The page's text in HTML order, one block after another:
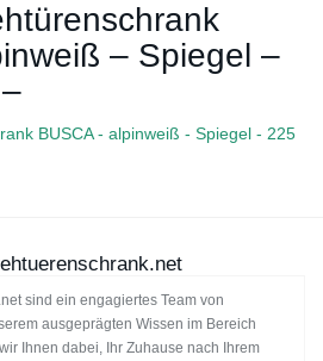
– Spiegel –
sind ein engagiertes Team von
ausgeprägten Wissen im Bereich
Ihnen dabei, Ihr Zuhause nach Ihrem